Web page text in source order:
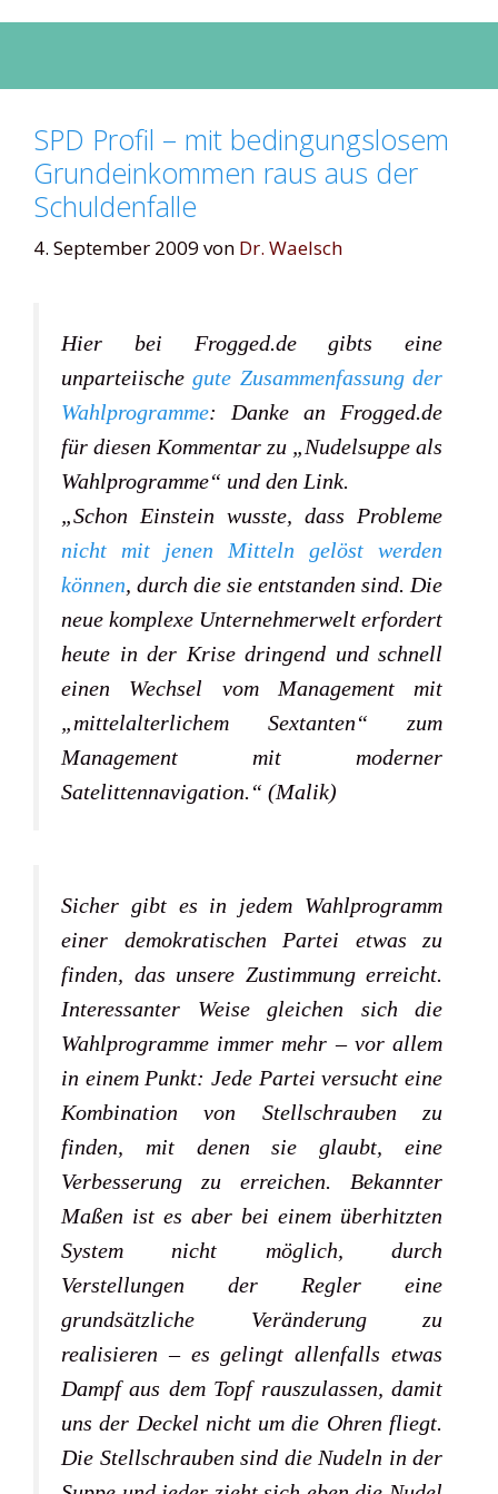
SPD Profil – mit bedingungslosem
Grundeinkommen raus aus der
Schuldenfalle
4. September 2009 von Dr. Waelsch
Hier bei Frogged.de gibts eine
unparteiischegute Zusammenfassung der
Wahlprogramme: Danke an Frogged.de
für diesen Kommentar zu „Nudelsuppe als
Wahlprogramme“ und den Link.
„Schon Einstein wusste, dass Probleme
nicht mit jenen Mitteln gelöst werden
können, durch die sie entstanden sind. Die
neue komplexe Unternehmerwelt erfordert
heute in der Krise dringend und schnell
einen Wechsel vom Management mit
„mittelalterlichem Sextanten“ zum
Management mit moderner
Satelittennavigation.“ (Malik)
Sicher gibt es in jedem Wahlprogramm
einer demokratischen Partei etwas zu
finden, das unsere Zustimmung erreicht.
Interessanter Weise gleichen sich die
Wahlprogramme immer mehr – vor allem
in einem Punkt: Jede Partei versucht eine
Kombination von Stellschrauben zu
finden, mit denen sie glaubt, eine
Verbesserung zu erreichen. Bekannter
Maßen ist es aber bei einem überhitzten
System nicht möglich, durch
Verstellungen der Regler eine
grundsätzliche Veränderung zu
realisieren – es gelingt allenfalls etwas
Dampf aus dem Topf rauszulassen, damit
uns der Deckel nicht um die Ohren fliegt.
Die Stellschrauben sind die Nudeln in der